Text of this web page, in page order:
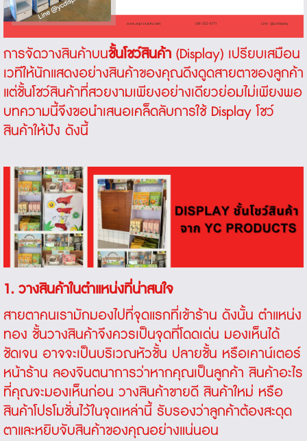
การจัดวางสินค้าบนชั้นโชว์สินค้า (Display) เปรียบเสมือน
เวทีให้นักแสดงอย่างสินค้าของคุณดึงดูดสายตาของลูกค้า
แต่ชั้นโชว์สินค้าที่สวยงามเพียงอย่างเดียวย่อมไม่เพียงพอ
บทความนี้จึงขอนำเสนอเคล็ดลับการใช้ Display โชว์
สินค้าให้ปัง ดังนี้
1. วางสินค้าในตำแหน่งที่น่าสนใจ
สายตาคนเรามักมองไปที่จุดแรกที่เข้าร้าน ดังนั้น ตำแหน่ง
ทอง ชั้นวางสินค้าจึงควรเป็นจุดที่โดดเด่น มองเห็นได้
ชัดเจน อาจจะเป็นบริเวณหัวชั้น ปลายชั้น หรือเคาน์เตอร์
หน้าร้าน ลองจินตนาการว่าหากคุณเป็นลูกค้า สินค้าอะไร
ที่คุณจะมองเห็นก่อน วางสินค้าขายดี สินค้าใหม่ หรือ
สินค้าโปรโมชั่นไว้ในจุดเหล่านี้ รับรองว่าลูกค้าต้องสะดุด
ตาและหยิบจับสินค้าของคุณอย่างแน่นอน